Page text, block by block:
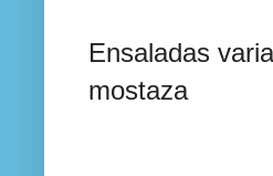
Ensaladas
mostaza